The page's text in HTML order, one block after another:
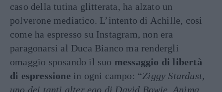
caso della tutina glitterata, ha alzato un
polverone mediatico. L’intento di Achille, così
come ha espresso su Instagram, non era
paragonarsi al Duca Bianco ma rendergli
omaggio sposando il suo messaggio di libertà
di espressione in ogni campo: “Ziggy Stardust,
uno dei tanti alter ego di David Bowie. Anima